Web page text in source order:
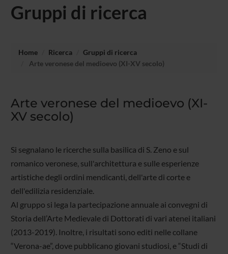
Gruppi di ricerca
Home Ricerca
Gruppi di ricerca
Arte veronese del medioevo (XI-XV secolo)
Arte veronese del medioevo (XI-
XV secolo)
Si segnalano le ricerche sulla basilica di S. Zeno e sul
romanico veronese, sull'architettura e sulle esperienze
artistiche degli ordini mendicanti, dell'arte di corte e
dell'edilizia residenziale.
Al gruppo si lega la partecipazione annuale ai convegni di
Storia dell’Arte Medievale di Dottorati di vari atenei italiani
(2013-2019). Inoltre, i risultati sono editi nelle collane
“Verona-ae”, dove pubblicano giovani studiosi, e “Studi di